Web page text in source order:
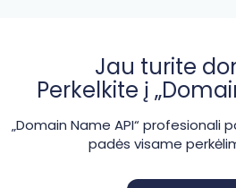
Jau turite
Perkelkite į
„Domain Name API“ profesionali
padės visame